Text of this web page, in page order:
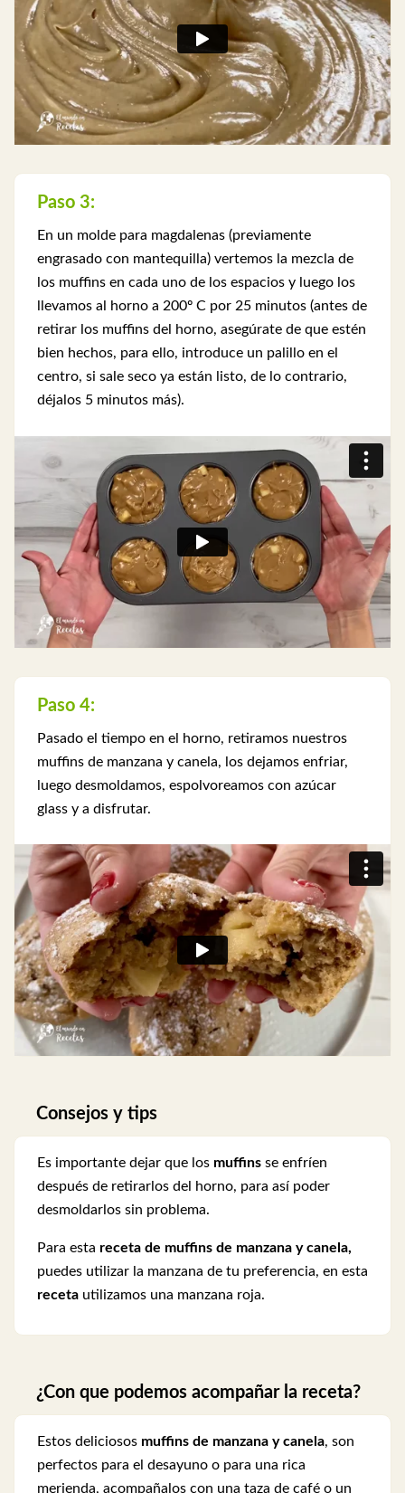
Paso 3:
En un molde para magdalenas (previamente
engrasado con mantequilla) vertemos la mezcla de
los muffins en cada uno de los espacios y luego los
llevamos al horno a 200º C por 25 minutos (antes de
retirar los muffins del horno, asegúrate de que estén
bien hechos, para ello, introduce un palillo en el
centro, si sale seco ya están listo, de lo contrario,
déjalos 5 minutos más).
Paso 4:
Pasado el tiempo en el horno, retiramos nuestros
muffins de manzana y canela, los dejamos enfriar,
luego desmoldamos, espolvoreamos con azúcar
glass y a disfrutar.
Consejos y tips
Es importante dejar que los muffins se enfríen
después de retirarlos del horno, para así poder
desmoldarlos sin problema.
Para esta receta de muffins de manzana y canela,
puedes utilizar la manzana de tu preferencia, en esta
receta utilizamos una manzana roja.
¿Con que podemos acompañar la receta?
Estos deliciosos muffins de manzana y canela, son
perfectos para el desayuno o para una rica
merienda, acompañalos con una taza de café o un